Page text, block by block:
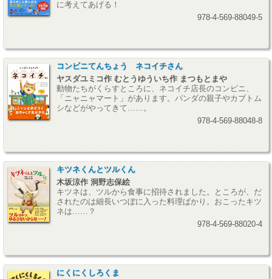
に考えてあげる！
978-4-569-88049-5
コンビニてんちょう ネコイチさん
ヤスダユミコ作 むとうゆういち作 まつもとまや
動物たちがくらすところに、ネコイチ店長のコンビニ、
「ニャニャマート」があります。パンダの親子やカブトム
シなどがやってきて……。
978-4-569-88048-8
キツネくんとツルくん
木坂涼作 洞野志保絵
キツネは、ツルから食事に招待されました。ところが、だ
されたのは細長いつぼに入った料理ばかり。おこったキツ
ネは……？
978-4-569-88020-4
にくにくしろくま